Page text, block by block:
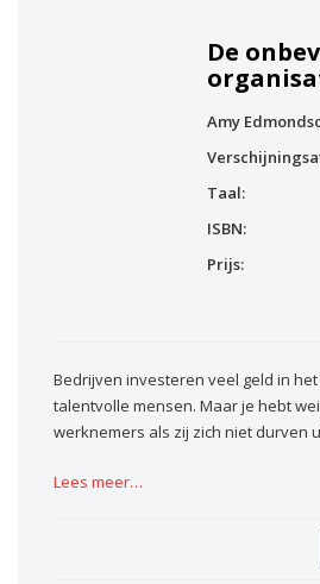
De
Amy
Taal:
ISBN:
Prijs:
Bedrijven investeren veel geld in
talentvolle mensen. Maar je hebt
werknemers als zij zich niet durven
Lees meer…